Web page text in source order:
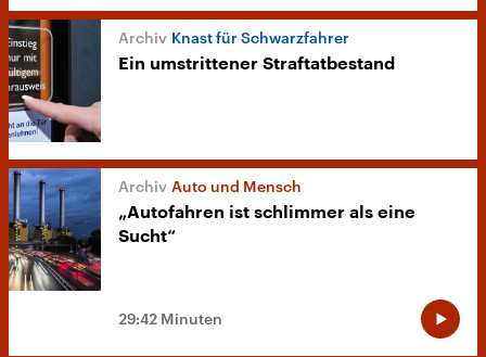
Knast für Schwarzfahrer
Ein umstrittener Straftatbestand
Auto und Mensch
„Autofahren ist schlimmer als eine
Sucht“
29:42 Minuten